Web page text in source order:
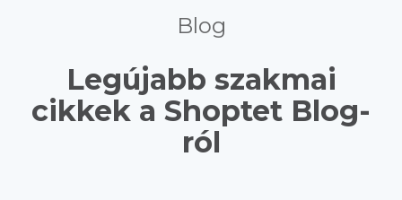
Blog
Legújabb szakmai
cikkek a Shoptet Blog-
ról